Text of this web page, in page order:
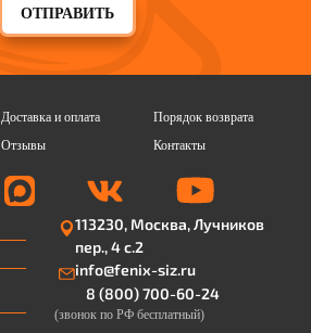
ОТПРАВИТЬ
Доставка и оплата
Порядок возврата
Отзывы
Контакты
113230, Москва, Лучников
пер., 4 с.2
info@fenix-siz.ru
8 (800) 700-60-24
(звонок по РФ бесплатный)